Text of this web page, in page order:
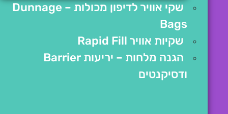
שקי אוויר לדיפון מכולות – Dunnage
Bags
שקיות אוויר Rapid Fill
הגנה מלחות – יריעות Barrier
ודסיקנטים